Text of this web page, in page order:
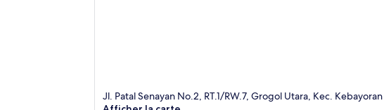
Jl. Patal Senayan No.2, RT.1/RW.7, Grogol Utara, Kec.